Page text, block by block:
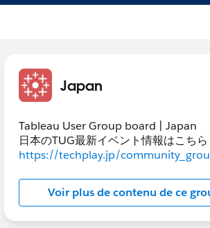
Japan
Tableau User Group board | Japan
日本のTUG最新イベント情報はこちら
https://techplay.jp/
Voir plus de contenu de ce